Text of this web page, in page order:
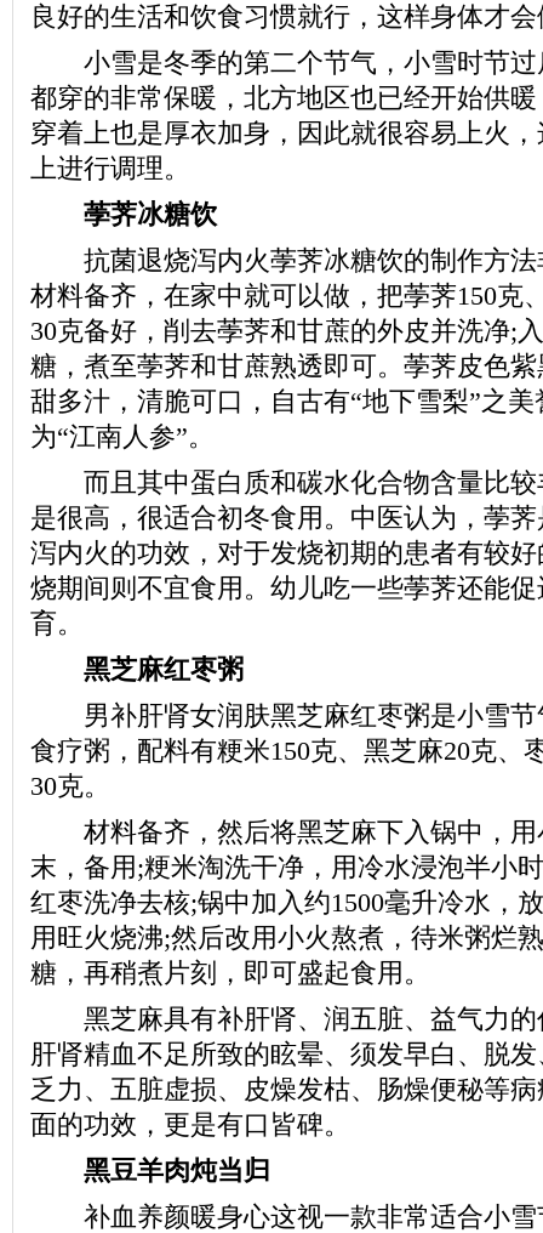
良好的生活和饮食习惯就行，这样身体才
小雪是冬季的第二个节气，小雪时节过
都穿的非常保暖，北方地区也已经开始供
穿着上也是厚衣加身，因此就很容易上火
上进行调理。
荸荠冰糖饮
抗菌退烧泻内火荸荠冰糖饮的制作方法
材料备齐，在家中就可以做，把荸荠150克
30克备好，削去荸荠和甘蔗的外皮并洗净;
糖，煮至荸荠和甘蔗熟透即可。荸荠皮色
甜多汁，清脆可口，自古有“地下雪梨”之
为“江南人参”。
而且其中蛋白质和碳水化合物含量比较
是很高，很适合初冬食用。中医认为，荸
泻内火的功效，对于发烧初期的患者有较
烧期间则不宜食用。幼儿吃一些荸荠还能
育。
黑芝麻红枣粥
男补肝肾女润肤黑芝麻红枣粥是小雪节
食疗粥，配料有粳米150克、黑芝麻20克、
30克。
材料备齐，然后将黑芝麻下入锅中，用
末，备用;粳米淘洗干净，用冷水浸泡半小
红枣洗净去核;锅中加入约1500毫升冷水，
用旺火烧沸;然后改用小火熬煮，待米粥烂
糖，再稍煮片刻，即可盛起食用。
黑芝麻具有补肝肾、润五脏、益气力的
肝肾精血不足所致的眩晕、须发早白、脱
乏力、五脏虚损、皮燥发枯、肠燥便秘等
面的功效，更是有口皆碑。
黑豆羊肉炖当归
补血养颜暖身心这视一款非常适合小雪